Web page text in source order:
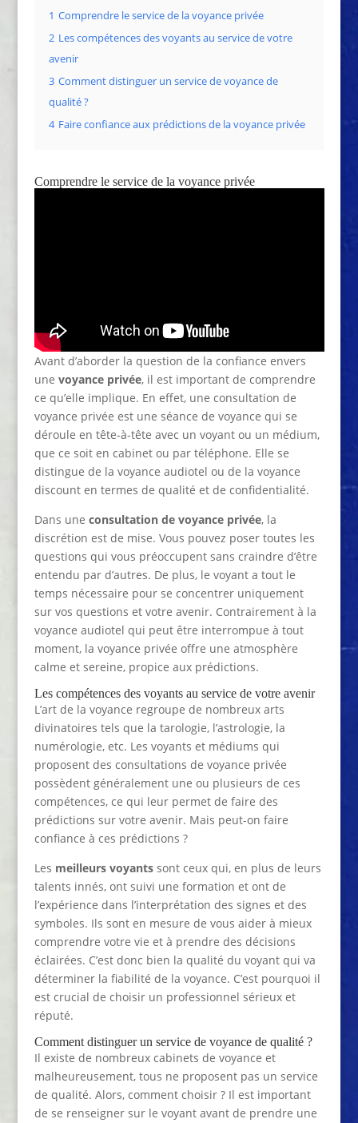
1 Comprendre le service de la voyance privée
2 Les compétences des voyants au service de votre
avenir
3 Comment distinguer un service de voyance de
qualité ?
4 Faire confiance aux prédictions de la voyance privée
Comprendre le service de la voyance privée
Avant d’aborder la question de la confiance envers
une voyance privée, il est important de comprendre
ce qu’elle implique. En effet, une consultation de
voyance privée est une séance de voyance qui se
déroule en tête-à-tête avec un voyant ou un médium,
que ce soit en cabinet ou par téléphone. Elle se
distingue de la voyance audiotel ou de la voyance
discount en termes de qualité et de confidentialité.
Dans une consultation de voyance privée, la
discrétion est de mise. Vous pouvez poser toutes les
questions qui vous préoccupent sans craindre d’être
entendu par d’autres. De plus, le voyant a tout le
temps nécessaire pour se concentrer uniquement
sur vos questions et votre avenir. Contrairement à la
voyance audiotel qui peut être interrompue à tout
moment, la voyance privée offre une atmosphère
calme et sereine, propice aux prédictions.
Les compétences des voyants au service de votre avenir
L’art de la voyance regroupe de nombreux arts
divinatoires tels que la tarologie, l’astrologie, la
numérologie, etc. Les voyants et médiums qui
proposent des consultations de voyance privée
possèdent généralement une ou plusieurs de ces
compétences, ce qui leur permet de faire des
prédictions sur votre avenir. Mais peut-on faire
confiance à ces prédictions ?
Les meilleurs voyantssont ceux qui, en plus de leurs
talents innés, ont suivi une formation et ont de
l’expérience dans l’interprétation des signes et des
symboles. Ils sont en mesure de vous aider à mieux
comprendre votre vie et à prendre des décisions
éclairées. C’est donc bien la qualité du voyant qui va
déterminer la fiabilité de la voyance. C’est pourquoi il
est crucial de choisir un professionnel sérieux et
réputé.
Comment distinguer un service de voyance de qualité ?
Il existe de nombreux cabinets de voyance et
malheureusement, tous ne proposent pas un service
de qualité. Alors, comment choisir ? Il est important
de se renseigner sur le voyant avant de prendre une